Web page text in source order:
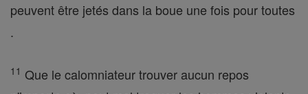
peuvent être jetés dans la boue une fois pour toutes
.
11 Que le calomniateur trouver aucun repos